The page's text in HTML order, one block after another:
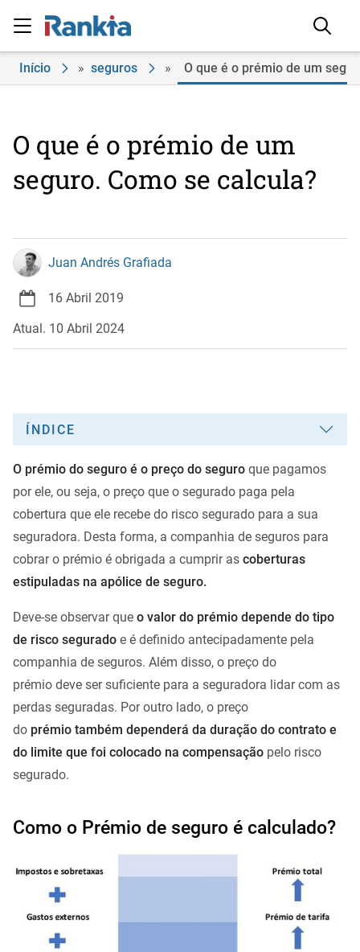
Início » seguros » O que é o prémio de um
O que é o prémio de um
seguro. Como se calcula?
Juan Andrés Grafiada
16 Abril 2019
Atual. 10 Abril 2024
ÍNDICE
O prémio do seguro é o preço do seguro que pagamos
por ele, ou seja, o preço que o segurado paga pela
cobertura que ele recebe do risco segurado para a sua
seguradora. Desta forma, a companhia de seguros para
cobrar o prémio é obrigada a cumprir as coberturas
estipuladas na apólice de seguro.
Deve-se observar que o valor do prémio depende do tipo
de risco segurado e é definido antecipadamente pela
companhia de seguros. Além disso, o preço do
prémio deve ser suficiente para a seguradora lidar com as
perdas seguradas. Por outro lado, o preço
do prémio também dependerá da duração do contrato e
do limite que foi colocado na compensação pelo risco
segurado.
Como o Prémio de seguro é calculado?